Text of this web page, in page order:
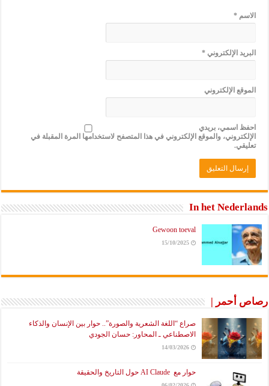
الاسم*
البريد الإلكتروني*
الموقع الإلكتروني
احفظ اسمي، بريدي
الإلكتروني، والموقع الإلكتروني في هذا المتصفح لاستخدامها المرة المقبلة في
تعليقي.
In het Nederlands
Gewoon toeval
15/10/2025
رصاص أحمر |
صراع “اللغة الشعرية والصورة”.. حوار بين الإنسان والذكاء
الاصطناعي ـ المحاور: حسان الجودي
14/03/2026
حوار مع AI Claude حول التاريخ والحقيقة